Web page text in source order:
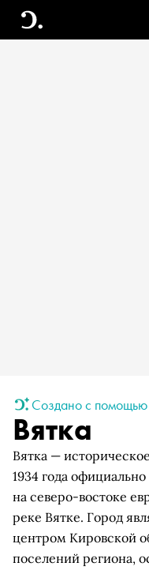
Создано с помощью
Вятка
Вятка —
1934 года
на северо-востоке
реке Вятке. Город
центром Кировской
поселений региона,